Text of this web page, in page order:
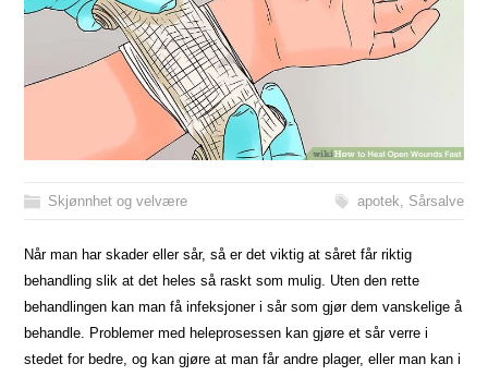
Skjønnhet og velvære apotek, Sårsalve
Når man har skader eller sår, så er det viktig at såret får riktig
behandling slik at det heles så raskt som mulig. Uten den rette
behandlingen kan man få infeksjoner i sår som gjør dem vanskelige å
behandle. Problemer med heleprosessen kan gjøre et sår verre i
stedet for bedre, og kan gjøre at man får andre plager, eller man kan i